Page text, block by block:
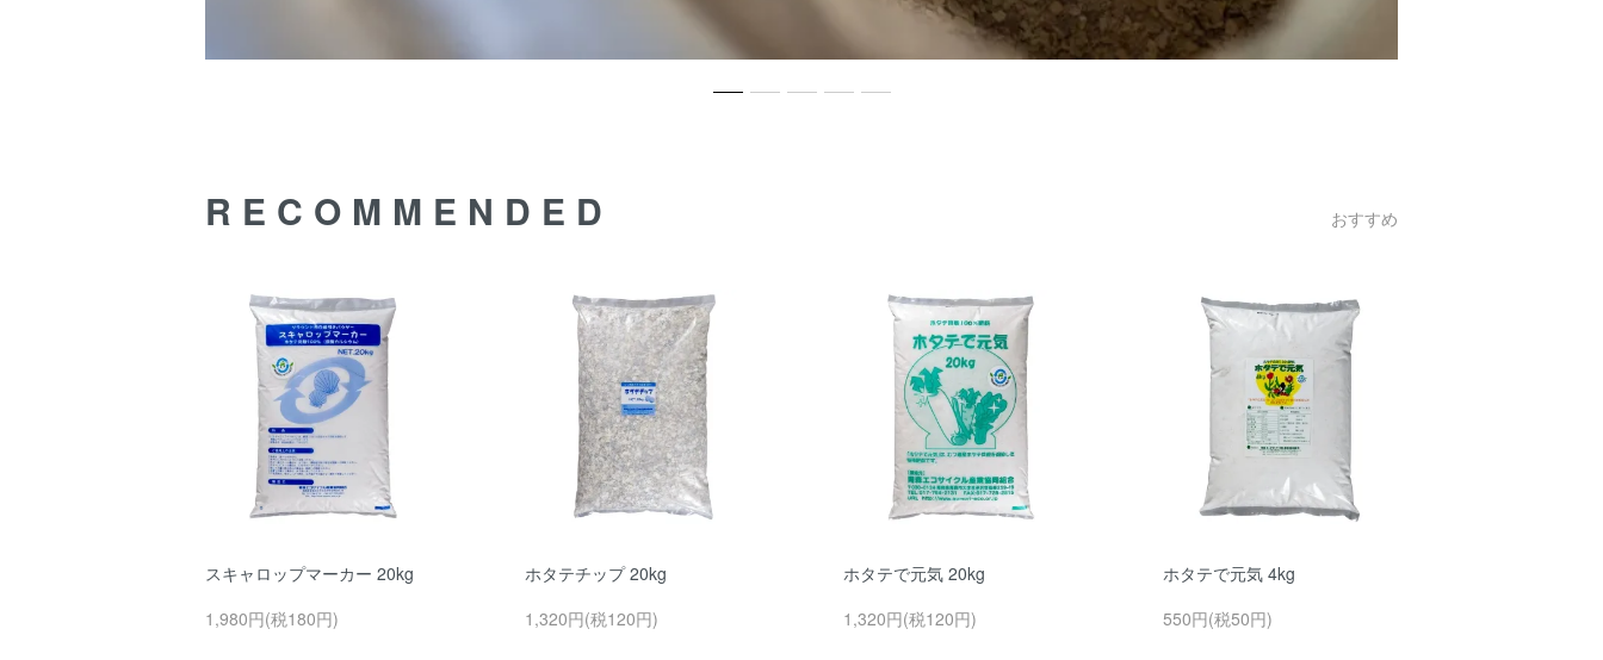
RECOMMENDED おすすめ
スキャロップマーカー 20kg
1,980円(税180円)
ホタテチップ 20kg
1,320円(税120円)
ホタテで元気 20kg
1,320円(税120円)
ホタテで元気 4kg
550円(税50円)